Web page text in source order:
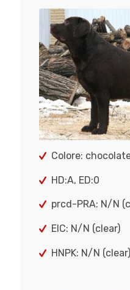
Colore:
HD:A, ED:0
prcd-PRA: N/N
EIC: N/N (clear)
HNPK: N/N (clear)